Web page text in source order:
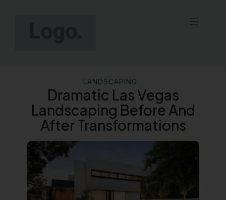
LANDSCAPING
Dramatic Las Vegas
Landscaping Before And
After Transformations